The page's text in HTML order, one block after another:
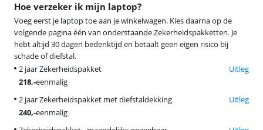
Hoe verzeker ik mijn laptop?
Voeg eerst je laptop toe aan je winkelwagen. Kies daarna op de
volgende pagina één van onderstaande Zekerheidspakketten. Je
hebt altijd 30 dagen bedenktijd en betaalt geen eigen risico bij
schade of diefstal.
2 jaar Zekerheidspakket
Uitleg
218,-eenmalig
2 jaar Zekerheidspakket met diefstaldekking
Uitleg
240,-eenmalig